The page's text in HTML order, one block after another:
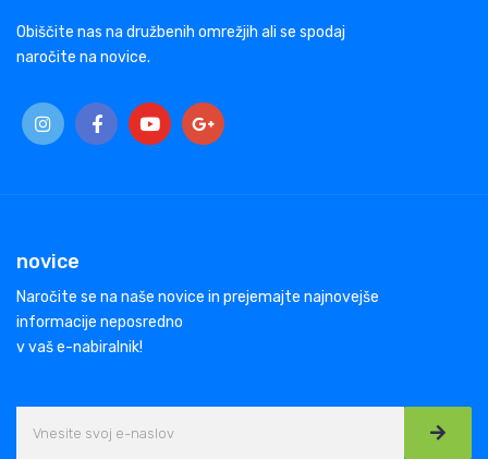
Obiščite nas na družbenih omrežjih ali se spodaj
naročite na novice.
novice
Naročite se na naše novice in prejemajte najnovejše
informacije neposredno
v vaš e-nabiralnik!